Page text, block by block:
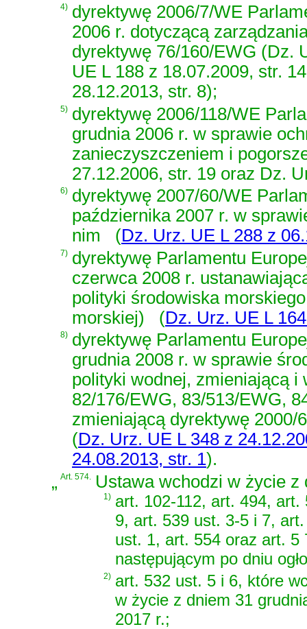
4) dyrektywę 2006/7/WE
2006 r. dotyczącą
dyrektywę 76/160/EWG (Dz.
UE L 188 z 18.07.2009, str.
28.12.2013, str. 8);
5) dyrektywę 2006/118/WE
grudnia 2006 r. w sprawie
zanieczyszczeniem i
27.12.2006, str. 19 oraz Dz.
6) dyrektywę 2007/60/WE
października 2007 r. w
nim
(Dz. Urz. UE L 288 z
7) dyrektywę Parlamentu
czerwca 2008 r.
polityki środowiska
morskiej)
(Dz. Urz. UE L
8) dyrektywę Parlamentu
grudnia 2008 r. w sprawie
polityki wodnej, zmieniającą
82/176/EWG, 83/513/EWG,
zmieniającą dyrektywę 2000/
(Dz. Urz. UE L 348 z
24.08.2013, str. 1).
„Art. 574. Ustawa wchodzi w życie
1) art. 102-112, art. 494,
9, art. 539 ust. 3-5 i 7,
ust. 1, art. 554 oraz art. 5
następującym po dniu
2) art. 532 ust. 5 i 6, które
w życie z dniem 31
2017 r.;